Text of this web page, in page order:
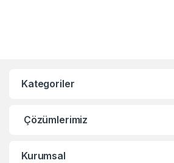
Kategoriler
Çözümlerimiz
Kurumsal